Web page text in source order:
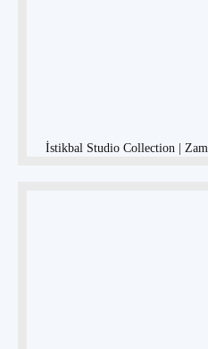
İstikbal Studio Collection |